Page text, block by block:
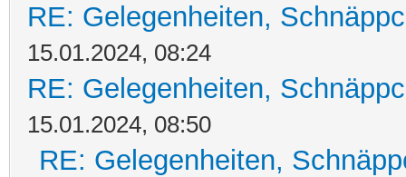
RE: Gelegenheiten,
15.01.2024, 08:24
RE: Gelegenheiten,
15.01.2024, 08:50
RE: Gelegenheiten,